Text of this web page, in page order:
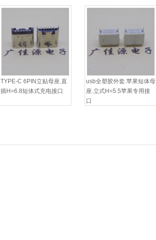
TYPE-C 6PIN立贴母座.直
插H=6.8短体式充电接口
usb全塑胶外套.苹果短体母
座.立式H=5.5苹果专用接
口